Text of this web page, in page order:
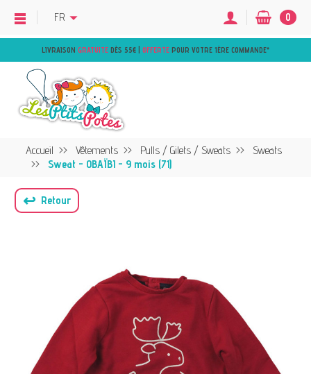
LIVRAISON GRATUITE DÈS 55€ | OFFERTE POUR VOTRE 1ÈRE COMMANDE*
FR 0
Accueil Vêtements Pulls / Gilets / Sweats
Sweats
Sweat - OBAÏBI - 9 mois (71)
↩ Retour